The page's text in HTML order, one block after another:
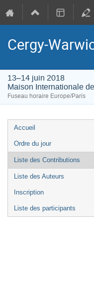
Cergy-
13–14 juin 2018
Maison Internationale
Fuseau horaire Europe/Paris
Menu
de
l'événement
Accueil
Ordre du jour
Liste des Contributions
Liste des Auteurs
Inscription
Liste des participants